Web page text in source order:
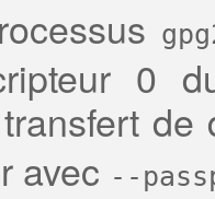
0
avec --